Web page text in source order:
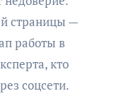
страницы —
работы в
кто
соцсети.